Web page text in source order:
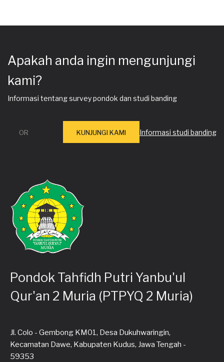
Apakah anda ingin mengunjungi
kami?
Informasi tentang survey pondok dan studi banding
Informasi studi banding
OR KUNJUNGI KAMI
Pondok Tahfidh Putri Yanbu'ul
Qur'an 2 Muria (PTPYQ 2 Muria)
Jl. Colo - Gembong KM01, Desa Dukuhwaringin,
Kecamatan Dawe, Kabupaten Kudus, Jawa Tengah -
59353